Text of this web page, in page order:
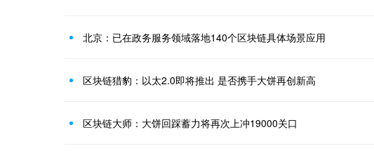
北京：已在政务服务领域落地140个区块链具体场景应用
区块链猎豹：以太2.0即将推出 是否携手大饼再创新高
区块链大师：大饼回踩蓄力将再次上冲19000关口